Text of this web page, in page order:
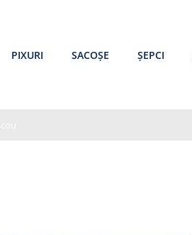
PIXURI SACOȘE ȘEPCI